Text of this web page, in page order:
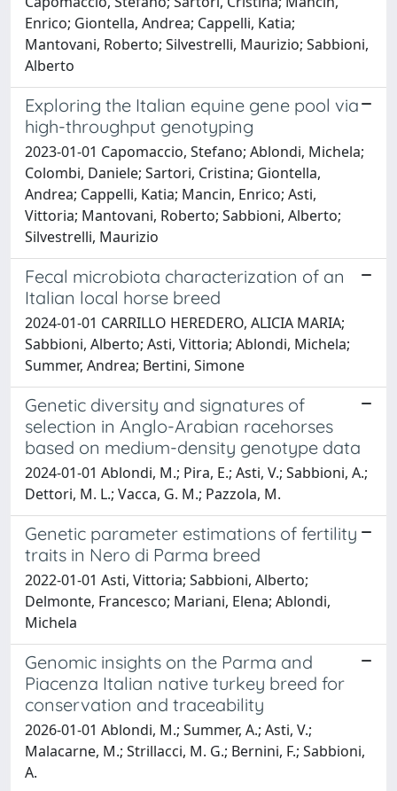
Enrico; Giontella, Andrea; Cappelli, Katia;
Mantovani, Roberto; Silvestrelli, Maurizio; Sabbioni,
Alberto
Exploring the Italian equine gene pool via
high-throughput genotyping
2023-01-01 Capomaccio, Stefano; Ablondi, Michela;
Colombi, Daniele; Sartori, Cristina; Giontella,
Andrea; Cappelli, Katia; Mancin, Enrico; Asti,
Vittoria; Mantovani, Roberto; Sabbioni, Alberto;
Silvestrelli, Maurizio
Fecal microbiota characterization of an
Italian local horse breed
2024-01-01 CARRILLO HEREDERO, ALICIA MARIA;
Sabbioni, Alberto; Asti, Vittoria; Ablondi, Michela;
Summer, Andrea; Bertini, Simone
Genetic diversity and signatures of
selection in Anglo-Arabian racehorses
based on medium-density genotype data
2024-01-01 Ablondi, M.; Pira, E.; Asti, V.; Sabbioni, A.;
Dettori, M. L.; Vacca, G. M.; Pazzola, M.
Genetic parameter estimations of fertility
traits in Nero di Parma breed
2022-01-01 Asti, Vittoria; Sabbioni, Alberto;
Delmonte, Francesco; Mariani, Elena; Ablondi,
Michela
Genomic insights on the Parma and
Piacenza Italian native turkey breed for
conservation and traceability
2026-01-01 Ablondi, M.; Summer, A.; Asti, V.;
Malacarne, M.; Strillacci, M. G.; Bernini, F.; Sabbioni,
A.